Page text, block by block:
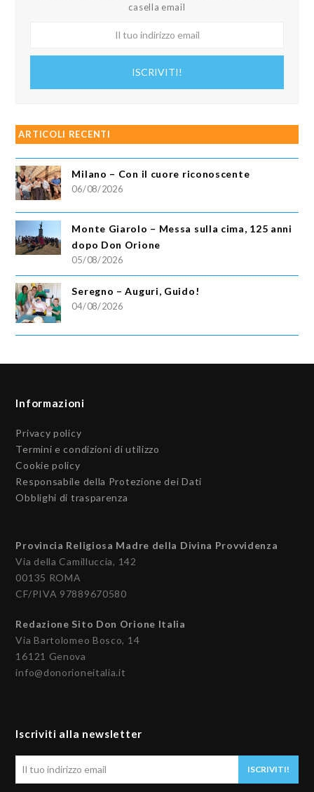
casella email
ISCRIVITI!
ARTICOLI RECENTI
Milano – Con il cuore riconoscente
06/08/2026
Monte Giarolo – Messa sulla cima, 125 anni
dopo Don Orione
05/08/2026
Seregno – Auguri, Guido!
04/08/2026
Informazioni
Privacy policy
Termini e condizioni di utilizzo
Cookie policy
Responsabile della Protezione dei Dati
Obblighi di trasparenza
Provincia Religiosa Madre della Divina Provvidenza
Via della Camilluccia, 142
00135 ROMA
CF/PIVA 97889670580
Redazione Sito Don Orione Italia
Via Bartolomeo Bosco, 14
16121 Genova
info@donorioneitalia.it
Iscriviti alla newsletter
ISCRIVITI!